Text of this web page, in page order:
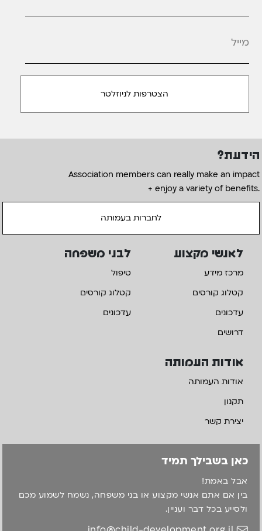
הידעת?
Association members can really make an impact
+ enjoy a variety of benefits.
לחברות בעמותה
אודות העמותה
אודות העמותה
תקנון
יצירת קשר
לאנשי מקצוע
מרכז מידע
קטלוג קורסים
עדכונים
דרושים
לבני משפחה
טיפול
קטלוג קורסים
עדכונים
כאן בשבילך תמיד
אבל באמת!
בין אם אתם אנשי מקצוע או בני משפחה, נשמח לשמוע מכם
ולסייע בכל דבר ועניין.